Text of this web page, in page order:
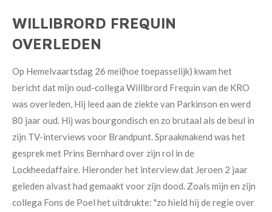
WILLIBRORD FREQUIN
OVERLEDEN
Op Hemelvaartsdag 26 mei(hoe toepasselijk) kwam het
bericht dat mijn oud-collega Willibrord Frequin van de KRO
was overleden, Hij leed aan de ziekte van Parkinson en werd
80 jaar oud. Hij was bourgondisch en zo brutaal als de beul in
zijn TV-interviews voor Brandpunt. Spraakmakend was het
gesprek met Prins Bernhard over zijn rol in de
Lockheedaffaire. Hieronder het interview dat Jeroen 2 jaar
geleden alvast had gemaakt voor zijn dood. Zoals mijn en zijn
collega Fons de Poel het uitdrukte: "zo hield hij de regie over